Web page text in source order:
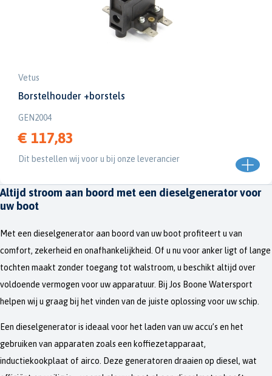
Vetus
Borstelhouder +borstels
GEN2004
€ 117,83
Dit bestellen wij voor u bij onze leverancier
Altijd stroom aan boord met een dieselgenerator voor
uw boot
Met een dieselgenerator aan boord van uw boot profiteert u van
comfort, zekerheid en onafhankelijkheid. Of u nu voor anker ligt of lange
tochten maakt zonder toegang tot walstroom, u beschikt altijd over
voldoende vermogen voor uw apparatuur. Bij Jos Boone Watersport
helpen wij u graag bij het vinden van de juiste oplossing voor uw schip.
Een dieselgenerator is ideaal voor het laden van uw accu’s en het
gebruiken van apparaten zoals een koffiezetapparaat,
inductiekookplaat of airco. Deze generatoren draaien op diesel, wat